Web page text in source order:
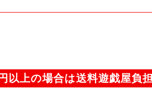
以上の場合は送料遊戯屋負